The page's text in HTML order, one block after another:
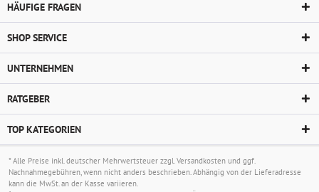
HÄUFIGE FRAGEN
SHOP SERVICE
UNTERNEHMEN
RATGEBER
TOP KATEGORIEN
* Alle Preise inkl. deutscher Mehrwertsteuer zzgl.Versandkosten und ggf.
Nachnahmegebühren, wenn nicht anders beschrieben. Abhängig von der Lieferadresse
kann die MwSt. an der Kasse variieren.